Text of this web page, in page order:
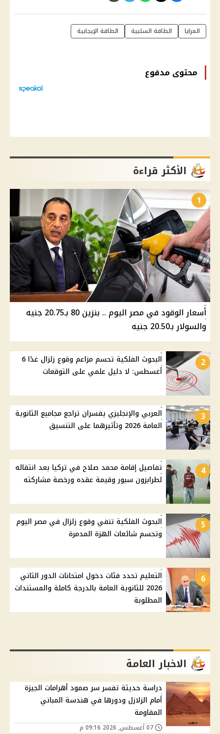
المرايا الطاقة السلبية الطاقة الإيجابية
محتوى مدفوع
الأكثر قراءة
1
أسعار الوقود في مصر اليوم .. بنزين 80 بـ20.75 جنيه
والسولار بـ20.50 جنيه
2
البحوث الفلكية تحسم مزاعم وقوع زلزال غدًا 6
أغسطس: لا دليل علمي على التوقعات
3
العربي والإنجليزي يفسران تراجع مجاميع الثانوية
العامة 2026 وتأثيرهما على التنسيق
4
تفاصيل إقامة محمد صلاح في تركيا بعد انتقاله
لطرابزون سبور وقيمة عقده ورخصة مشاركته
5
البحوث الفلكية تنفي وقوع زلزال في مصر اليوم
وتحسم شائعات الهزة المدمرة
6
التعليم تحدد فئات دخول امتحانات الدور الثاني
2026 للثانوية العامة بالدرجة كاملة والمستندات
المطلوبة
الاخبار العامة
دراسة حديثة تفسر سر صمود أهرامات الجيزة
أمام الزلازل ودورها في هندسة المباني
المقاومة